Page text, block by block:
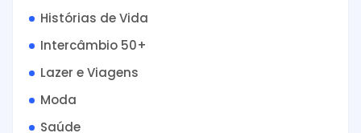
Histórias de Vida
Intercâmbio 50+
Lazer e Viagens
Moda
Saúde